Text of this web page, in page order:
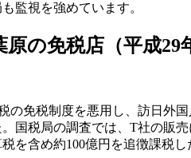
監視を強めています。
の免税店（平成29
免税制度を悪用し、訪日外
国税局の調査では、T社の販
を含め約100億円を追徴課税